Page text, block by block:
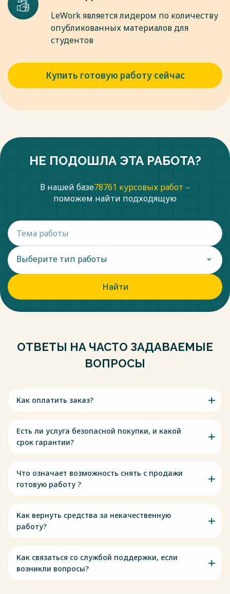
LeWork является лидером по количеству
опубликованных материалов для
студентов
Купить готовую работу сейчас
НЕ ПОДОШЛА ЭТА РАБОТА?
В нашей базе78761 курсовых работ –
поможем найти подходящую
Выберите тип работы
Найти
ОТВЕТЫ НА ЧАСТО ЗАДАВАЕМЫЕ
ВОПРОСЫ
Как оплатить заказ?
Есть ли услуга безопасной покупки, и какой
срок гарантии?
Что означает возможность снять с продажи
готовую работу ?
Как вернуть средства за некачественную
работу?
Как связаться со службой поддержки, если
возникли вопросы?